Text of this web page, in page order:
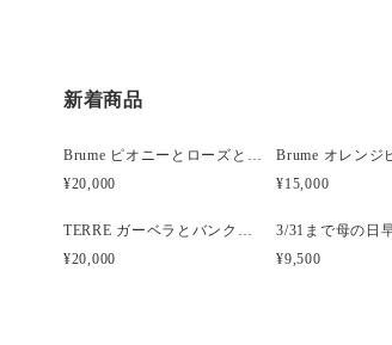
新着商品
Brume ピオニーとローズと胡蝶蘭のウェディングブーケ
¥20,000
¥15,000
TERRE ガーベラとバンクシアのナチュラルクラッチブーケ
¥20,000
¥9,500